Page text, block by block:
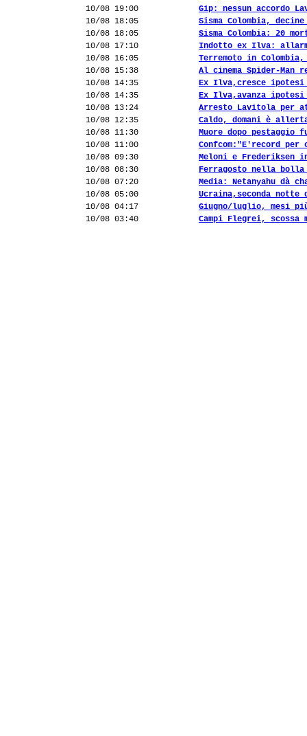
10/08 19:00
Gip: nessun accordo
10/08 18:05
Sisma Colombia,
10/08 18:05
Sisma Colombia: 20
10/08 17:10
Indotto ex Ilva:
10/08 16:05
Terremoto in
10/08 15:38
Al cinema Spider-Man
10/08 14:35
Ex Ilva,cresce
10/08 14:35
Ex Ilva,avanza
10/08 13:24
Arresto Lavitola per
10/08 12:35
Caldo, domani è
10/08 11:30
Muore dopo pestaggio
10/08 11:00
Confcom:"E'record per
10/08 09:30
Meloni e Frederiksen
10/08 08:30
Ferragosto nella
10/08 07:20
Media: Netanyahu dà
10/08 05:00
Ucraina,seconda
10/08 04:17
Giugno/luglio, mesi
10/08 03:40
Campi Flegrei, scossa